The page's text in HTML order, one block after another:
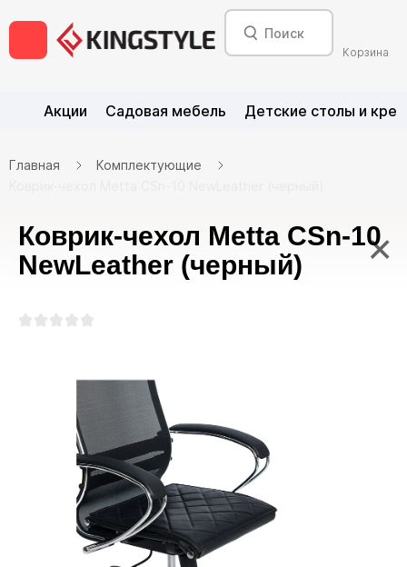
Корзина
Акции Садовая мебель Детские столы и
Главная
Комплектующие
Коврик-чехол Metta CSn-10
NewLeather (черный)
×